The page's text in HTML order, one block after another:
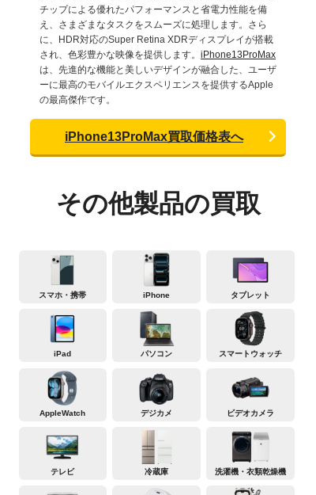
チップによる優れたパフォーマンスと省電力性能を備
え、さまざまなタスクをスムーズに処理します。さら
に、HDR対応のSuper Retina XDRディスプレイが搭載
され、色彩豊かな映像を提供します。 iPhone13ProMax
は、先進的な機能と美しいデザインが融合した、ユーザ
ーに最高のモバイルエクスペリエンスを提供するApple
の最高傑作です。
iPhone13ProMax買取価格表へ
その他製品の買取
スマホ・携帯 iPhone タブレット
iPad パソコン スマートウォッチ
AppleWatch デジカメ ビデオカメラ
テレビ 冷蔵庫 洗濯機・衣類乾燥機